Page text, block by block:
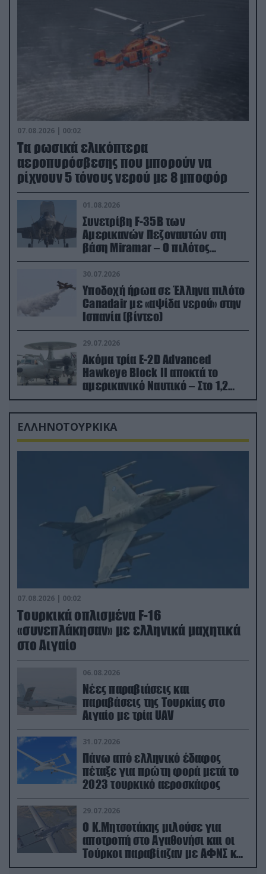
07.08.2026 | 00:02
Τα ρωσικά ελικόπτερα
αεροπυρόσβεσης που μπορούν να
ρίχνουν 5 τόνους νερού με 8 μποφόρ
01.08.2026
Συνετρίβη F-35B των
Αμερικανών Πεζοναυτών στη
βάση Miramar – Ο πιλότος
εκτινάχθηκε εγκαίρως
30.07.2026
Υποδοχή ήρωα σε Έλληνα πιλότο
Canadair με «αψίδα νερού» στην
Ισπανία (βίντεο)
29.07.2026
Ακόμα τρία E-2D Advanced
Hawkeye Block II αποκτά το
αμερικανικό Ναυτικό – Στο 1,2
δισ.δολάρια το κόστος
ΕΛΛΗΝΟΤΟΥΡΚΙΚΑ
07.08.2026 | 00:02
Τουρκικά οπλισμένα F-16
«συνεπλάκησαν» με ελληνικά μαχητικά
στο Αιγαίο
06.08.2026
Νέες παραβιάσεις και
παραβάσεις της Τουρκίας στο
Αιγαίο με τρία UAV
31.07.2026
Πάνω από ελληνικό έδαφος
πέταξε για πρώτη φορά μετά το
2023 τουρκικό αεροσκάφος
29.07.2026
Ο Κ.Μητσοτάκης μιλούσε για
αποτροπή στο Αγαθονήσι και οι
Τούρκοι παραβίαζαν με ΑΦΝΣ και
drone